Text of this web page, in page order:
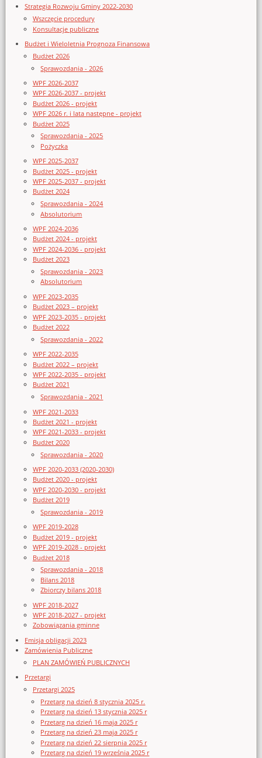
Strategia Rozwoju Gminy 2022-2030
Wszczęcie procedury
Konsultacje publiczne
Budżet i Wieloletnia Prognoza Finansowa
Budżet 2026
Sprawozdania - 2026
WPF 2026-2037
WPF 2026-2037 - projekt
Budżet 2026 - projekt
WPF 2026 r. i lata następne - projekt
Budżet 2025
Sprawozdania - 2025
Pożyczka
WPF 2025-2037
Budżet 2025 - projekt
WPF 2025-2037 - projekt
Budżet 2024
Sprawozdania - 2024
Absolutorium
WPF 2024-2036
Budżet 2024 - projekt
WPF 2024-2036 - projekt
Budżet 2023
Sprawozdania - 2023
Absolutorium
WPF 2023-2035
Budżet 2023 – projekt
WPF 2023-2035 - projekt
Budżet 2022
Sprawozdania - 2022
WPF 2022-2035
Budżet 2022 – projekt
WPF 2022-2035 - projekt
Budżet 2021
Sprawozdania - 2021
WPF 2021-2033
Budżet 2021 - projekt
WPF 2021-2033 - projekt
Budżet 2020
Sprawozdania - 2020
WPF 2020-2033 (2020-2030)
Budżet 2020 - projekt
WPF 2020-2030 - projekt
Budżet 2019
Sprawozdania - 2019
WPF 2019-2028
Budżet 2019 - projekt
WPF 2019-2028 - projekt
Budżet 2018
Sprawozdania - 2018
Bilans 2018
Zbiorczy bilans 2018
WPF 2018-2027
WPF 2018-2027 - projekt
Zobowiązania gminne
Emisja obligacji 2023
Zamówienia Publiczne
PLAN ZAMÓWIEŃ PUBLICZNYCH
Przetargi
Przetargi 2025
Przetarg na dzień 8 stycznia 2025 r.
Przetarg na dzień 13 stycznia 2025 r
Przetarg na dzień 16 maja 2025 r
Przetarg na dzień 23 maja 2025 r
Przetarg na dzień 22 sierpnia 2025 r
Przetarg na dzień 19 września 2025 r